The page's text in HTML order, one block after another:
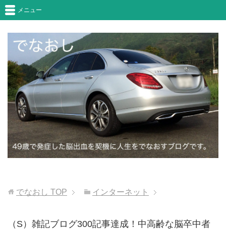
メニュー
でなおし TOP インターネット
（S）雑記ブログ300記事達成！中高齢な脳卒中者